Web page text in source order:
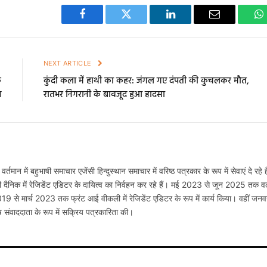
Facebook Twitter LinkedIn Email
NEXT ARTICLE
कुंदी कला में हाथी का कहर: जंगल गए दंपती की कुचलकर मौत,
रातभर निगरानी के बावजूद हुआ हादसा
में बहुभाषी समाचार एजेंसी हिन्दुस्थान समाचार में वरिष्ठ पत्रकार के रूप में सेवाएं दे रहे
में रेजिडेंट एडिटर के दायित्व का निर्वहन कर रहे हैं। मई 2023 से जून 2025 तक
से मार्च 2023 तक फ्रंट आई वीकली में रेजिडेंट एडिटर के रूप में कार्य किया। वहीं
के रूप में सक्रिय पत्रकारिता की।